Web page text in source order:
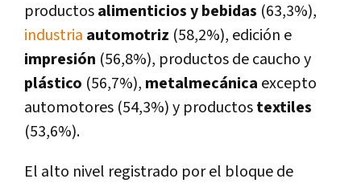
productosalimenticios y bebidas (63,3%),
industria automotriz (58,2%), edición e
impresión (56,8%), productos de caucho y
plástico (56,7%), metalmecánica excepto
automotores (54,3%) y productostextiles
(53,6%).
El alto nivel registrado por el bloque de